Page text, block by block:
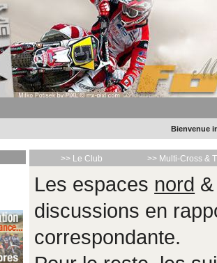
Bienvenue
>> Le Club >> Multi-Cross &
Les espaces nord
discussions en
correspondante.